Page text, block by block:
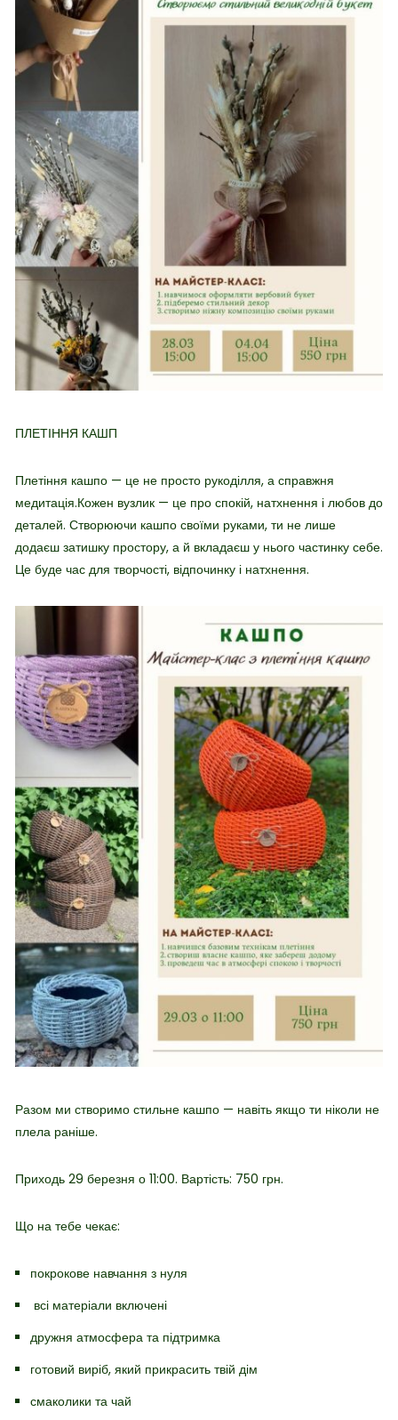
ПЛЕТІННЯ КАШП
Плетіння кашпо — це не просто рукоділля, а справжня
медитація.Кожен вузлик — це про спокій, натхнення і любов до
деталей. Створюючи кашпо своїми руками, ти не лише
додаєш затишку простору, а й вкладаєш у нього частинку себе.
Це буде час для творчості, відпочинку і натхнення.
Разом ми створимо стильне кашпо — навіть якщо ти ніколи не
плела раніше.
Приходь 29 березня о 11:00. Вартість: 750 грн.
Що на тебе чекає:
покрокове навчання з нуля
всі матеріали включені
дружня атмосфера та підтримка
готовий виріб, який прикрасить твій дім
смаколики та чай